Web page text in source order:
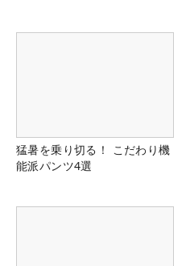
猛暑を乗り切る！ こだわり機
能派パンツ4選